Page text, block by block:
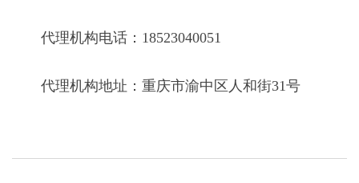
代理机构电话：18523040051
代理机构地址：重庆市渝中区人和街31号